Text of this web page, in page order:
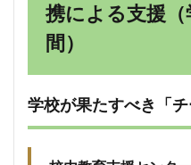
携による支援
間）
学校が果たすべき「